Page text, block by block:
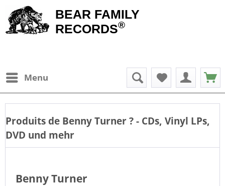
BEAR FAMILY
RECORDS®
Menu
Produits de Benny Turner? - CDs, Vinyl LPs,
DVD und mehr
Benny Turner